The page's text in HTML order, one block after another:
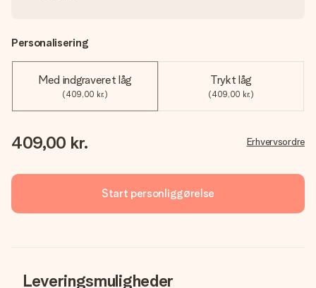
Personalisering
Med indgraveret låg
(409,00 kr.)
Trykt låg
(409,00 kr.)
409,00 kr. Erhvervsordre
Start personliggørelse
Leveringsmuligheder